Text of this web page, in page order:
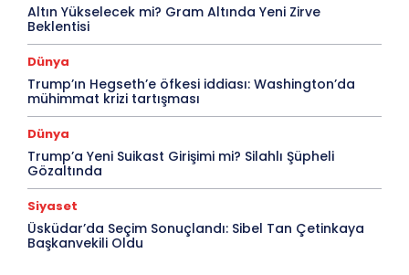
Altın Yükselecek mi? Gram Altında Yeni Zirve
Beklentisi
Dünya
Trump’ın Hegseth’e öfkesi iddiası: Washington’da
mühimmat krizi tartışması
Dünya
Trump’a Yeni Suikast Girişimi mi? Silahlı Şüpheli
Gözaltında
Siyaset
Üsküdar’da Seçim Sonuçlandı: Sibel Tan Çetinkaya
Başkanvekili Oldu